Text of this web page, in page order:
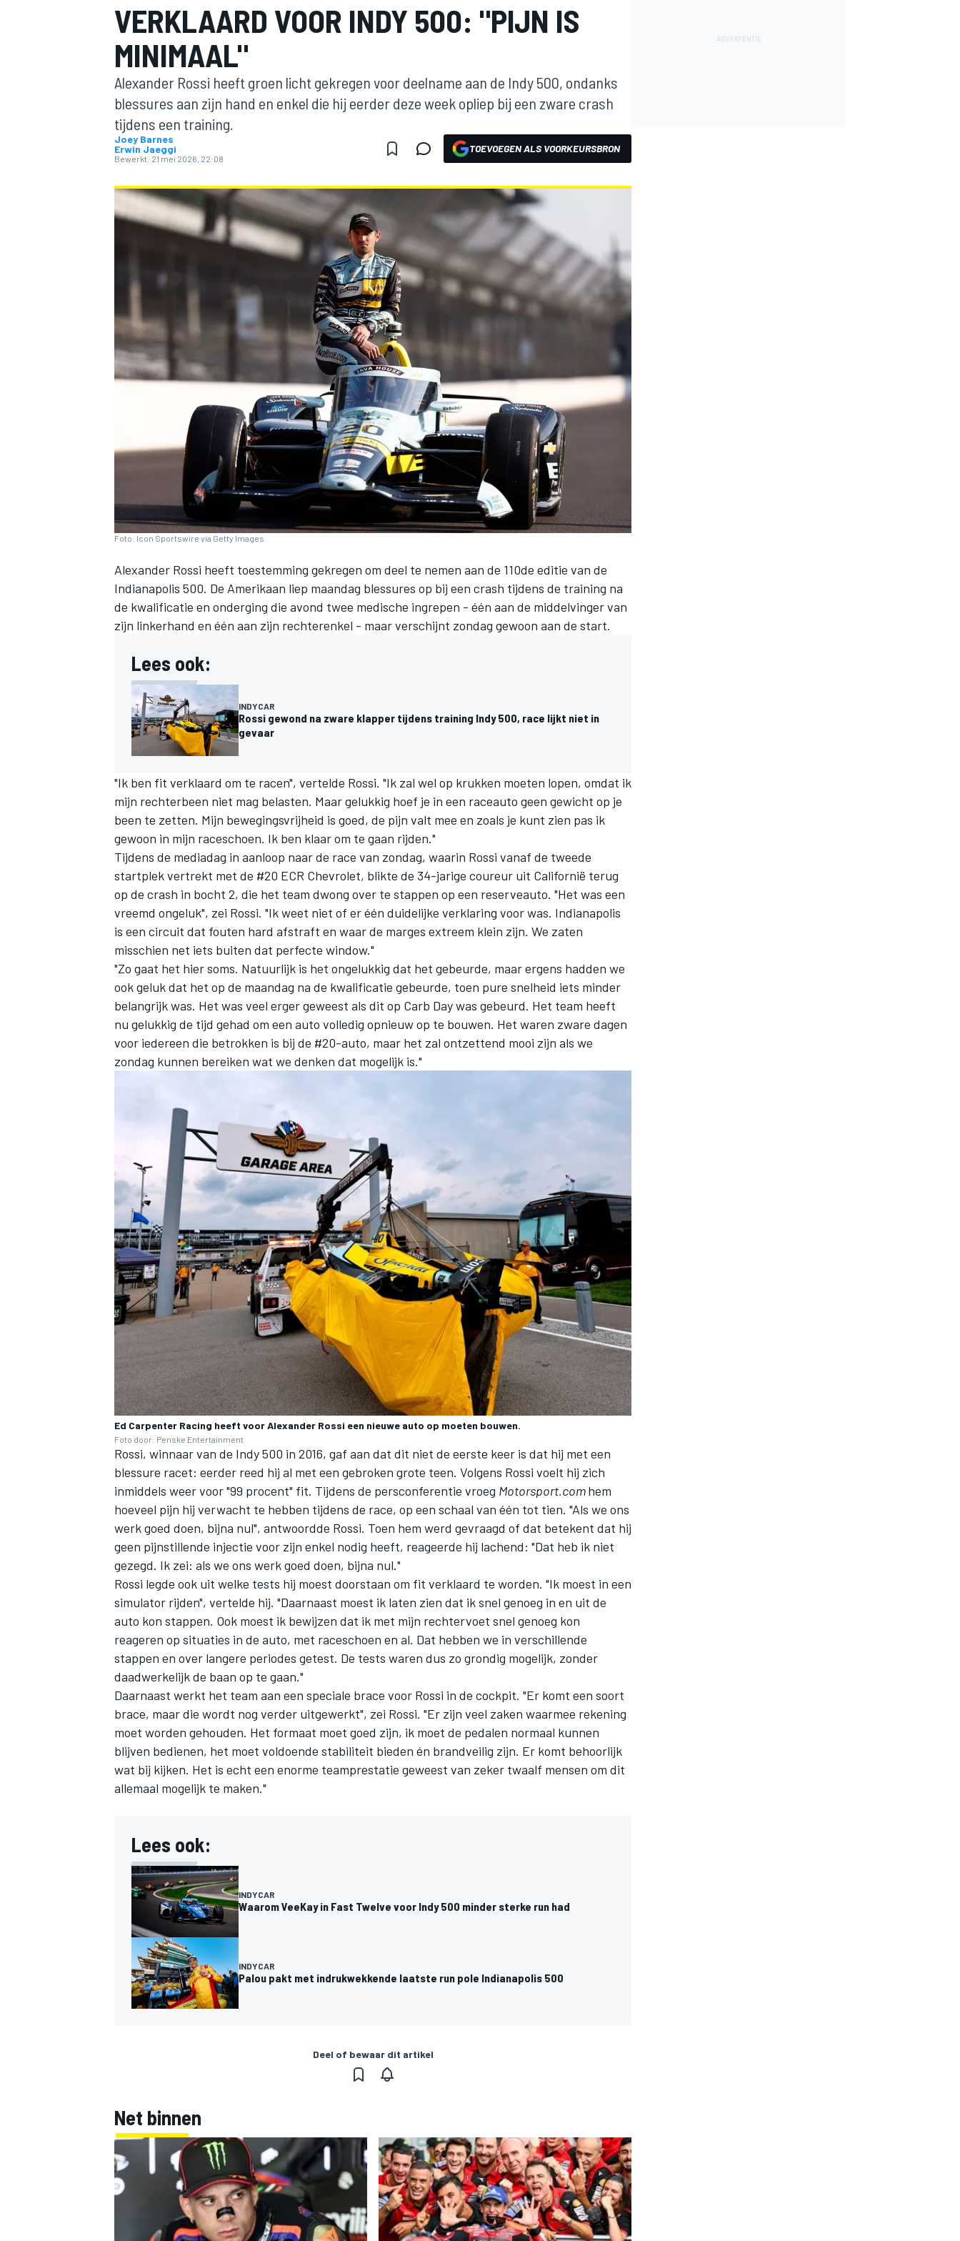
MOTOGP
INDYCAR
WEC DTM
MEER RACEKLASSEN
VERKLAARD VOOR INDY 500: "PIJN IS
MINIMAAL"
Alexander Rossi heeft groen licht gekregen voor deelname aan de Indy 500, ondanks
blessures aan zijn hand en enkel die hij eerder deze week opliep bij een zware crash
tijdens een training.
Joey Barnes
Erwin Jaeggi
Bewerkt: 21 mei 2026, 22:08
TOEVOEGEN ALS VOORKEURSBRON
Foto: Icon Sportswire via Getty Images
Alexander Rossi heeft toestemming gekregen om deel te nemen aan de 110de editie van de
Indianapolis 500. De Amerikaan liep maandag blessures op bij een crash tijdens de training na
de kwalificatie en onderging die avond twee medische ingrepen - één aan de middelvinger van
zijn linkerhand en één aan zijn rechterenkel - maar verschijnt zondag gewoon aan de start.
Lees ook:
INDYCAR
Rossi gewond na zware klapper tijdens training Indy 500, race lijkt niet in
gevaar
"Ik ben fit verklaard om te racen", vertelde Rossi. "Ik zal wel op krukken moeten lopen, omdat ik
mijn rechterbeen niet mag belasten. Maar gelukkig hoef je in een raceauto geen gewicht op je
been te zetten. Mijn bewegingsvrijheid is goed, de pijn valt mee en zoals je kunt zien pas ik
gewoon in mijn raceschoen. Ik ben klaar om te gaan rijden."
Tijdens de mediadag in aanloop naar de race van zondag, waarin Rossi vanaf de tweede
startplek vertrekt met de #20 ECR Chevrolet, blikte de 34-jarige coureur uit Californië terug
op de crash in bocht 2, die het team dwong over te stappen op een reserveauto. "Het was een
vreemd ongeluk", zei Rossi. "Ik weet niet of er één duidelijke verklaring voor was. Indianapolis
is een circuit dat fouten hard afstraft en waar de marges extreem klein zijn. We zaten
misschien net iets buiten dat perfecte window."
"Zo gaat het hier soms. Natuurlijk is het ongelukkig dat het gebeurde, maar ergens hadden we
ook geluk dat het op de maandag na de kwalificatie gebeurde, toen pure snelheid iets minder
belangrijk was. Het was veel erger geweest als dit op Carb Day was gebeurd. Het team heeft
nu gelukkig de tijd gehad om een auto volledig opnieuw op te bouwen. Het waren zware dagen
voor iedereen die betrokken is bij de #20-auto, maar het zal ontzettend mooi zijn als we
zondag kunnen bereiken wat we denken dat mogelijk is."
Ed Carpenter Racing heeft voor Alexander Rossi een nieuwe auto op moeten bouwen.
Foto door: Penske Entertainment
Rossi, winnaar van de Indy 500 in 2016, gaf aan dat dit niet de eerste keer is dat hij met een
blessure racet: eerder reed hij al met een gebroken grote teen. Volgens Rossi voelt hij zich
inmiddels weer voor "99 procent" fit. Tijdens de persconferentie vroeg Motorsport.comhem
hoeveel pijn hij verwacht te hebben tijdens de race, op een schaal van één tot tien. "Als we ons
werk goed doen, bijna nul", antwoordde Rossi. Toen hem werd gevraagd of dat betekent dat hij
geen pijnstillende injectie voor zijn enkel nodig heeft, reageerde hij lachend: "Dat heb ik niet
gezegd. Ik zei: als we ons werk goed doen, bijna nul."
Rossi legde ook uit welke tests hij moest doorstaan om fit verklaard te worden. "Ik moest in een
simulator rijden", vertelde hij. "Daarnaast moest ik laten zien dat ik snel genoeg in en uit de
auto kon stappen. Ook moest ik bewijzen dat ik met mijn rechtervoet snel genoeg kon
reageren op situaties in de auto, met raceschoen en al. Dat hebben we in verschillende
stappen en over langere periodes getest. De tests waren dus zo grondig mogelijk, zonder
daadwerkelijk de baan op te gaan."
Daarnaast werkt het team aan een speciale brace voor Rossi in de cockpit. "Er komt een soort
brace, maar die wordt nog verder uitgewerkt", zei Rossi. "Er zijn veel zaken waarmee rekening
moet worden gehouden. Het formaat moet goed zijn, ik moet de pedalen normaal kunnen
blijven bedienen, het moet voldoende stabiliteit bieden én brandveilig zijn. Er komt behoorlijk
wat bij kijken. Het is echt een enorme teamprestatie geweest van zeker twaalf mensen om dit
allemaal mogelijk te maken."
Lees ook:
INDYCAR
Waarom VeeKay in Fast Twelve voor Indy 500 minder sterke run had
INDYCAR
Palou pakt met indrukwekkende laatste run pole Indianapolis 500
Deel of bewaar dit artikel
Net binnen